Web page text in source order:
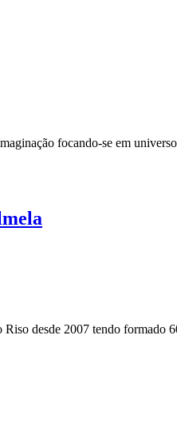
focando-se em
desde 2007 tendo formado